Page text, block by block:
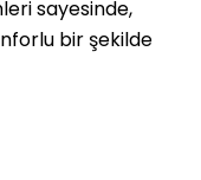
sayesinde,
bir şekilde